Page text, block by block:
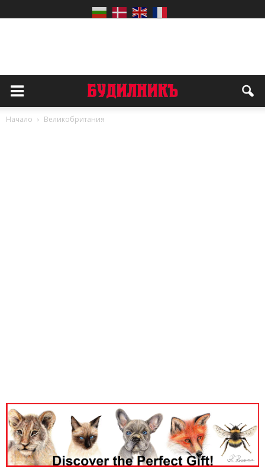
Начало Великобритания